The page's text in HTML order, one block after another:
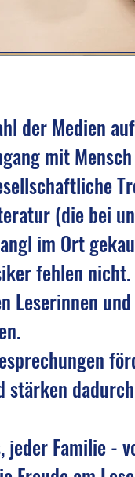
der Medien
mit
(die bei
im Ort
fehlen nicht.
Leserinnen
stärken
jeder Familie -